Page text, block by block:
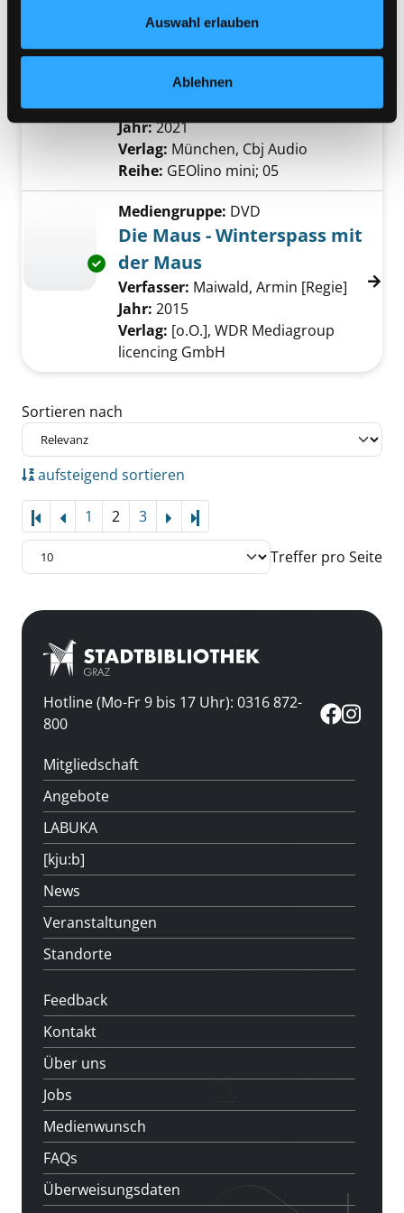
Auswahl erlauben
Ablehnen
Exemplar-Details von Alles über Meere und
Mediengruppe:Literatur CD
Alles über Meere und
Ozeane
[Sachhörspiel]
Suche nach diesem Verfasser
Jahr:2021
Verlag: München, Cbj Audio
Reihe: GEOlino mini; 05
Exemplar-Details von Die Maus -
Mediengruppe: DVD
Die Maus - Winterspass mit
der Maus
Verfasser: Maiwald, Armin [Regie] Suche
Jahr: 2015
Verlag: [o.O.], WDR Mediagroup
licencing GmbH
Zu den Suchfiltern springen
Sortieren nach
aufsteigend sortieren
1 2 3
Treffer pro Seite
Hotline (Mo-Fr 9 bis 17 Uhr): 0316 872-
800
Mitgliedschaft
Angebote
LABUKA
[kju:b]
News
Veranstaltungen
Standorte
Feedback
Kontakt
Über uns
Jobs
Medienwunsch
FAQs
Überweisungsdaten